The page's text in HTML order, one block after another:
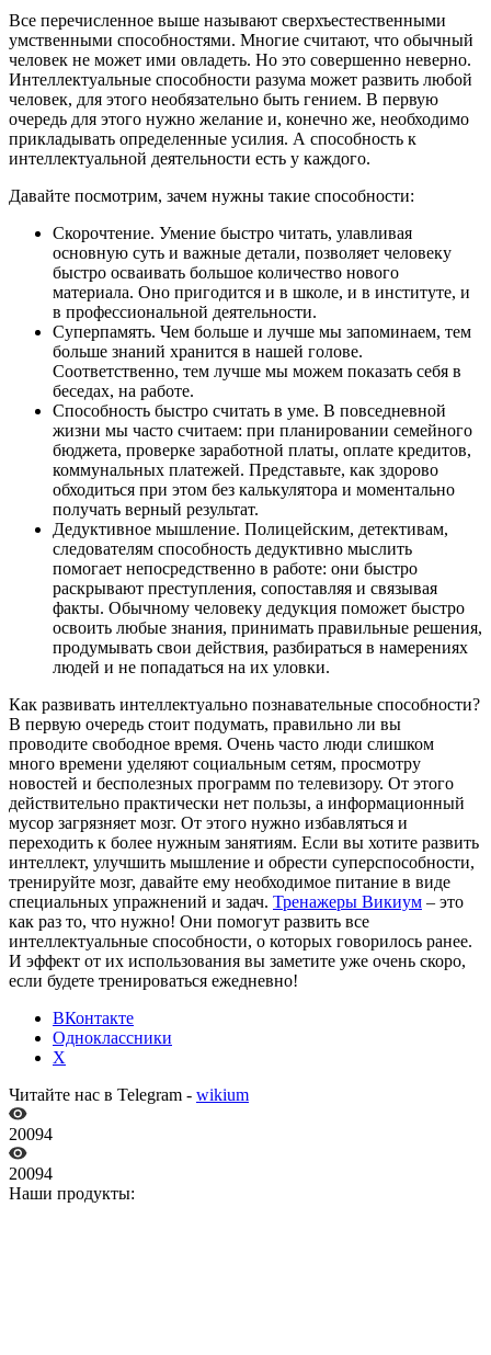
Все перечисленное выше называют сверхъестественными
умственными способностями. Многие считают, что обычный
человек не может ими овладеть. Но это совершенно неверно.
Интеллектуальные способности разума может развить любой
человек, для этого необязательно быть гением. В первую
очередь для этого нужно желание и, конечно же, необходимо
прикладывать определенные усилия. А способность к
интеллектуальной деятельности есть у каждого.
Давайте посмотрим, зачем нужны такие способности:
Скорочтение. Умение быстро читать, улавливая
основную суть и важные детали, позволяет человеку
быстро осваивать большое количество нового
материала. Оно пригодится и в школе, и в институте, и
в профессиональной деятельности.
Суперпамять. Чем больше и лучше мы запоминаем, тем
больше знаний хранится в нашей голове.
Соответственно, тем лучше мы можем показать себя в
беседах, на работе.
Способность быстро считать в уме. В повседневной
жизни мы часто считаем: при планировании семейного
бюджета, проверке заработной платы, оплате кредитов,
коммунальных платежей. Представьте, как здорово
обходиться при этом без калькулятора и моментально
получать верный результат.
Дедуктивное мышление. Полицейским, детективам,
следователям способность дедуктивно мыслить
помогает непосредственно в работе: они быстро
раскрывают преступления, сопоставляя и связывая
факты. Обычному человеку дедукция поможет быстро
освоить любые знания, принимать правильные решения,
продумывать свои действия, разбираться в намерениях
людей и не попадаться на их уловки.
Как развивать интеллектуально познавательные способности?
В первую очередь стоит подумать, правильно ли вы
проводите свободное время. Очень часто люди слишком
много времени уделяют социальным сетям, просмотру
новостей и бесполезных программ по телевизору. От этого
действительно практически нет пользы, а информационный
мусор загрязняет мозг. От этого нужно избавляться и
переходить к более нужным занятиям. Если вы хотите развить
интеллект, улучшить мышление и обрести суперспособности,
тренируйте мозг, давайте ему необходимое питание в виде
специальных упражнений и задач. Тренажеры Викиум – это
как раз то, что нужно! Они помогут развить все
интеллектуальные способности, о которых говорилось ранее.
И эффект от их использования вы заметите уже очень скоро,
если будете тренироваться ежедневно!
ВКонтакте
Одноклассники
X
Читайте нас в Telegram - wikium
20094
20094
Наши продукты: